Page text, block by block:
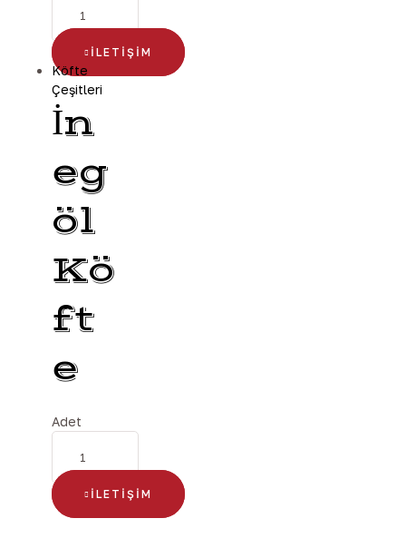
İLETIŞIM
Köfte
Çeşitleri
İn
eg
öl
Kö
ft
e
Adet
İLETIŞIM